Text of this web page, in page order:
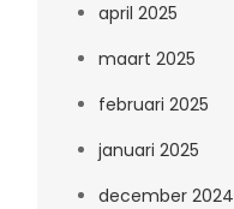
april 2025
maart 2025
februari 2025
januari 2025
december 2024